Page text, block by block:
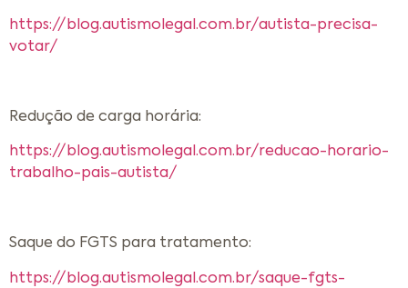
https://blog.autismolegal.com.br/autista-precisa-
votar/
Redução de carga horária:
https://blog.autismolegal.com.br/reducao-horario-
trabalho-pais-autista/
Saque do FGTS para tratamento:
https://blog.autismolegal.com.br/saque-fgts-